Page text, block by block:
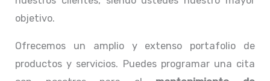
objetivo.
Ofrecemos un amplio y extenso portafolio de
productos y servicios. Puedes programar una cita